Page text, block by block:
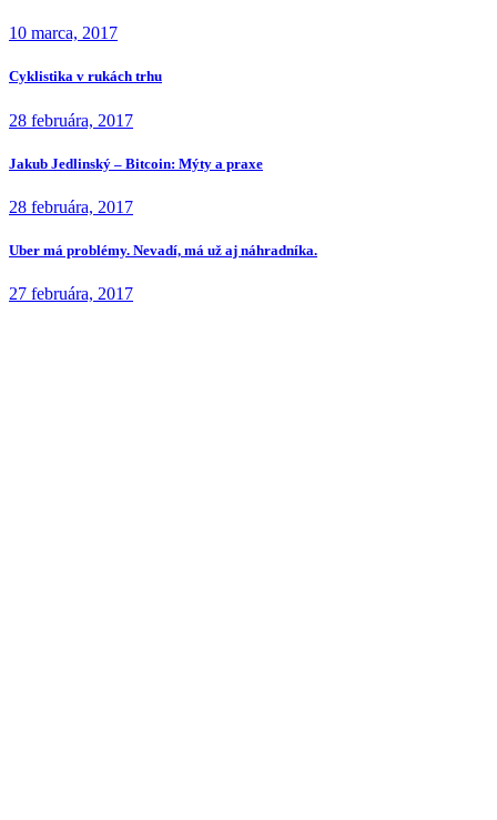
10 marca, 2017
Cyklistika v rukách trhu
28 februára, 2017
Jakub Jedlinský – Bitcoin: Mýty a praxe
28 februára, 2017
Uber má problémy. Nevadí, má už aj náhradníka.
27 februára, 2017